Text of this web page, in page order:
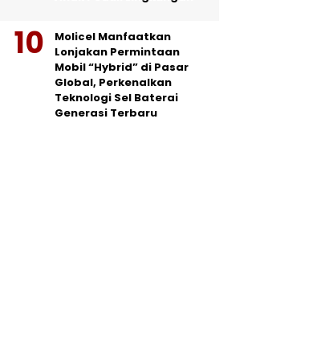
Molicel Manfaatkan
Lonjakan Permintaan
Mobil “Hybrid” di Pasar
Global, Perkenalkan
Teknologi Sel Baterai
Generasi Terbaru